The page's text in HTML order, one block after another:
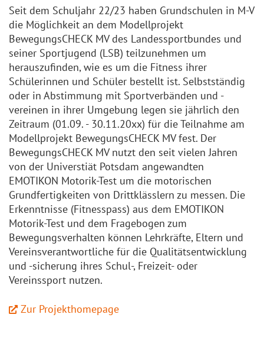
Seit dem Schuljahr 22/23 haben Grundschulen in M-V
die Möglichkeit an dem Modellprojekt
BewegungsCHECK MV des Landessportbundes und
seiner Sportjugend (LSB) teilzunehmen um
herauszufinden, wie es um die Fitness ihrer
Schülerinnen und Schüler bestellt ist. Selbstständig
oder in Abstimmung mit Sportverbänden und -
vereinen in ihrer Umgebung legen sie jährlich den
Zeitraum (01.09. - 30.11.20xx) für die Teilnahme am
Modellprojekt BewegungsCHECK MV fest. Der
BewegungsCHECK MV nutzt den seit vielen Jahren
von der Universtiät Potsdam angewandten
EMOTIKON Motorik-Test um die motorischen
Grundfertigkeiten von Drittklässlern zu messen. Die
Erkenntnisse (Fitnesspass) aus dem EMOTIKON
Motorik-Test und dem Fragebogen zum
Bewegungsverhalten können Lehrkräfte, Eltern und
Vereinsverantwortliche für die Qualitätsentwicklung
und -sicherung ihres Schul-, Freizeit- oder
Vereinssport nutzen.
Zur Projekthomepage